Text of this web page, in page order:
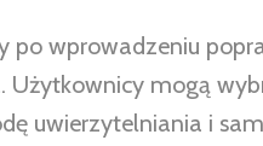
po wprowadzeniu
Użytkownicy mogą
uwierzytelniania i